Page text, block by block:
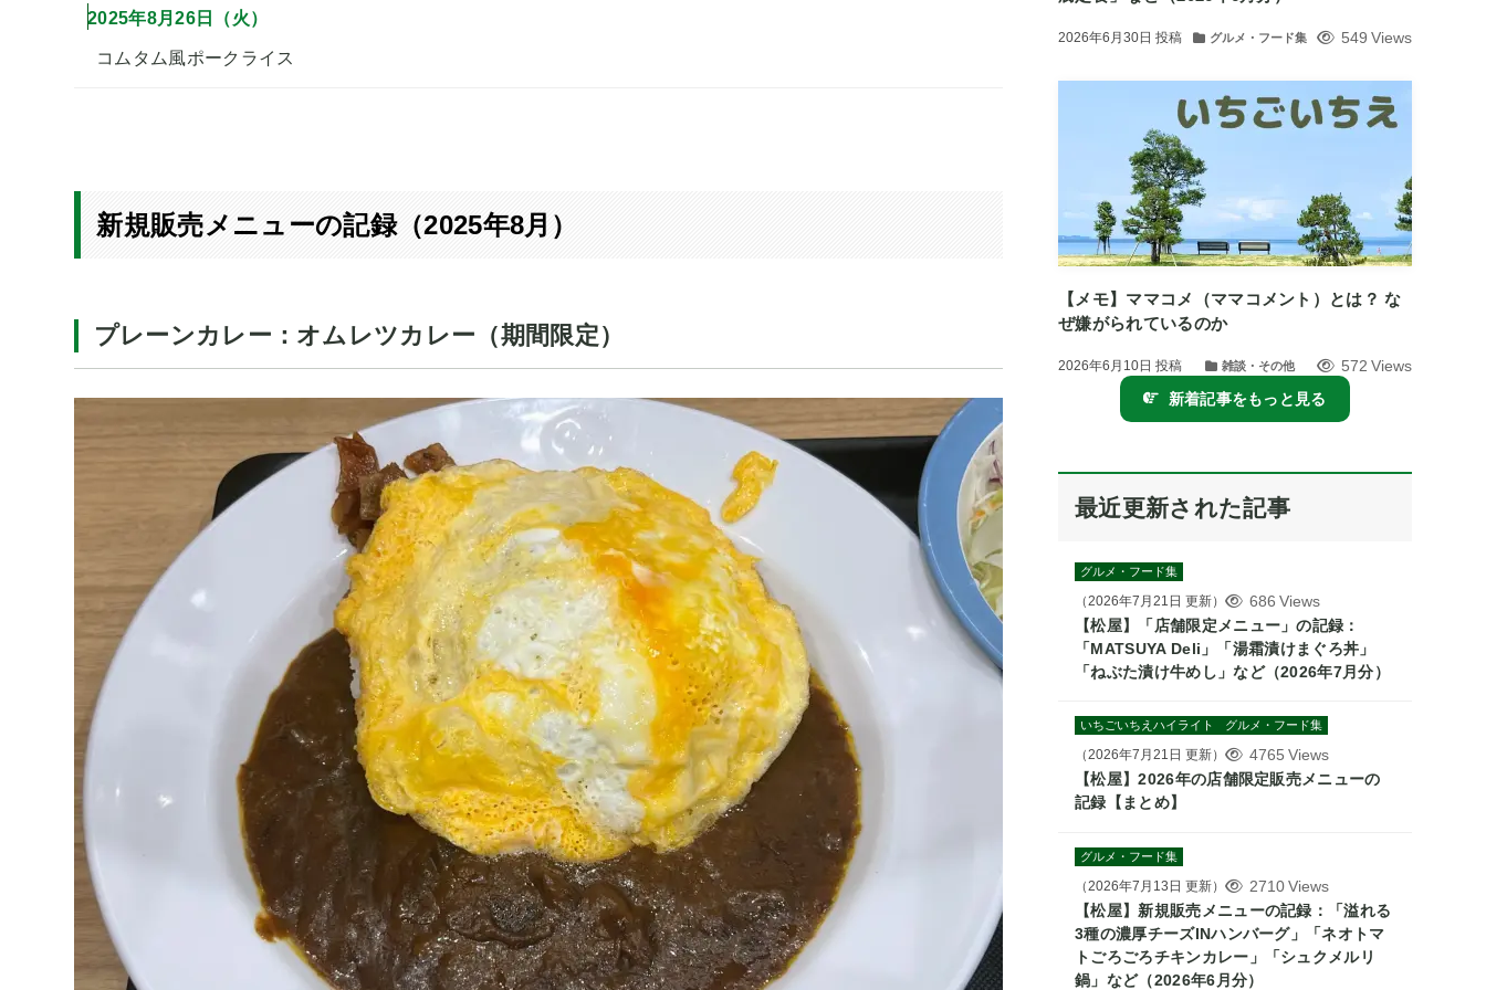
2025年8月26日（火）
コムタム風ポークライス
新規販売メニューの記録（2025年8月）
プレーンカレー：オムレツカレー（期間限定）
2026年6月30日 投稿 グルメ・フード集 549 Views
【メモ】ママコメ（ママコメント）とは？ な
ぜ嫌がられているのか
2026年6月10日 投稿 雑談・その他
572 Views
新着記事をもっと見る
最近更新された記事
グルメ・フード集
（2026年7月21日 更新）
686 Views
【松屋】「店舗限定メニュー」の記録：
「MATSUYA Deli」「湯霜漬けまぐろ丼」
「ねぶた漬け牛めし」など（2026年7月分）
いちごいちえハイライト グルメ・フード集
（2026年7月21日 更新）
4765 Views
【松屋】2026年の店舗限定販売メニューの
記録【まとめ】
グルメ・フード集
（2026年7月13日 更新）
2710 Views
【松屋】新規販売メニューの記録：「溢れる
3種の濃厚チーズINハンバーグ」「ネオトマ
トごろごろチキンカレー」「シュクメルリ
鍋」など（2026年6月分）